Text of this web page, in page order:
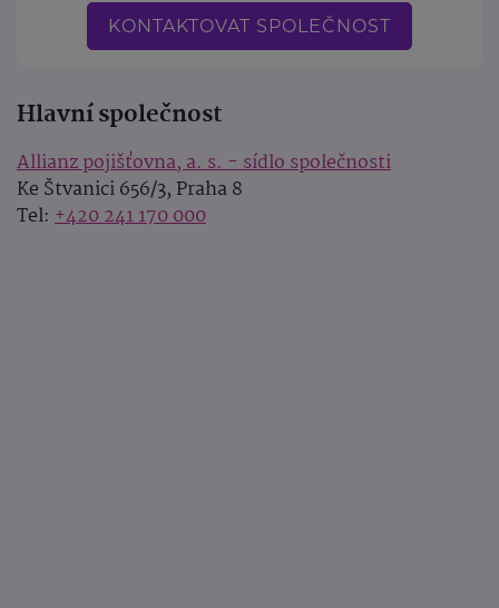
KONTAKTOVAT SPOLEČNOST
Hlavní společnost
Allianz pojišťovna, a. s. - sídlo společnosti
Ke Štvanici 656/3, Praha 8
Tel: +420 241 170 000